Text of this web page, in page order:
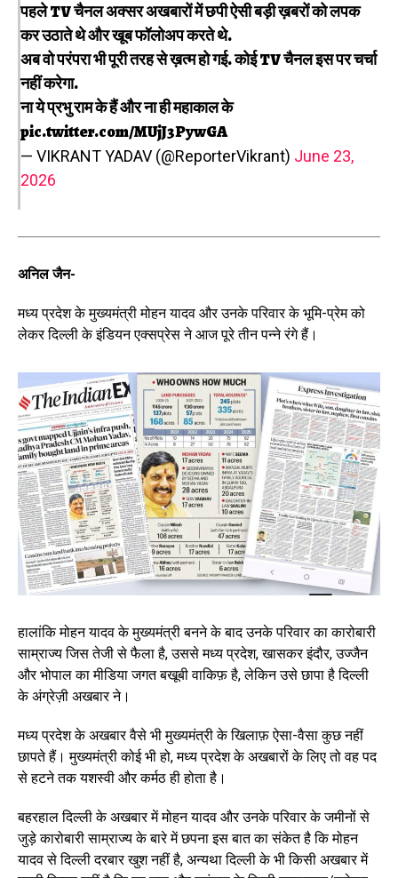
पहले TV चैनल अक्सर अखबारों में छपी ऐसी बड़ी ख़बरों को लपक
कर उठाते थे और खूब फॉलोअप करते थे.
अब वो परंपरा भी पूरी तरह से ख़त्म हो गई. कोई TV चैनल इस पर चर्चा
नहीं करेगा.
ना ये प्रभु राम के हैं और ना ही महाकाल के
pic.twitter.com/MUjJ3PywGA
— VIKRANT YADAV (@ReporterVikrant) June 23,
2026
अनिल जैन-
मध्य प्रदेश के मुख्यमंत्री मोहन यादव और उनके परिवार के भूमि-प्रेम को
लेकर दिल्ली के इंडियन एक्सप्रेस ने आज पूरे तीन पन्ने रंगे हैं।
हालांकि मोहन यादव के मुख्यमंत्री बनने के बाद उनके परिवार का कारोबारी
साम्राज्य जिस तेजी से फैला है, उससे मध्य प्रदेश, खासकर इंदौर, उज्जैन
और भोपाल का मीडिया जगत बखूबी वाकिफ़ है, लेकिन उसे छापा है दिल्ली
के अंग्रेज़ी अखबार ने।
मध्य प्रदेश के अखबार वैसे भी मुख्यमंत्री के खिलाफ़ ऐसा-वैसा कुछ नहीं
छापते हैं। मुख्यमंत्री कोई भी हो, मध्य प्रदेश के अखबारों के लिए तो वह पद
से हटने तक यशस्वी और कर्मठ ही होता है।
बहरहाल दिल्ली के अखबार में मोहन यादव और उनके परिवार के जमीनों से
जुड़े कारोबारी साम्राज्य के बारे में छपना इस बात का संकेत है कि मोहन
यादव से दिल्ली दरबार खुश नहीं है, अन्यथा दिल्ली के भी किसी अखबार में